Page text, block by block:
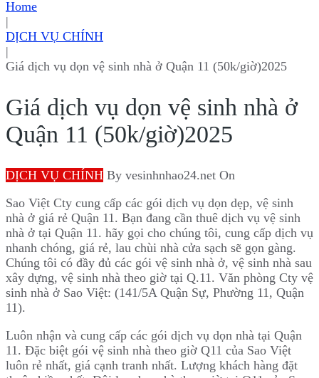
Home
|
DỊCH VỤ CHÍNH
|
Giá dịch vụ dọn vệ sinh nhà ở Quận 11 (50k/giờ)2025
Giá dịch vụ dọn vệ sinh nhà ở
Quận 11 (50k/giờ)2025
DỊCH VỤ CHÍNH By vesinhnhao24.net On
Sao Việt Cty cung cấp các gói dịch vụ dọn dẹp, vệ sinh
nhà ở giá rẻ Quận 11. Bạn đang cần thuê dịch vụ vệ sinh
nhà ở tại Quận 11. hãy gọi cho chúng tôi, cung cấp dịch vụ
nhanh chóng, giá rẻ, lau chùi nhà cửa sạch sẽ gọn gàng.
Chúng tôi có đầy đủ các gói vệ sinh nhà ở, vệ sinh nhà sau
xây dựng, vệ sinh nhà theo giờ tại Q.11. Văn phòng Cty vệ
sinh nhà ở Sao Việt: (141/5A Quận Sự, Phường 11, Quận
11).
Luôn nhận và cung cấp các gói dịch vụ dọn nhà tại Quận
11. Đặc biệt gói vệ sinh nhà theo giờ Q11 của Sao Việt
luôn rẻ nhất, giá cạnh tranh nhất. Lượng khách hàng đặt